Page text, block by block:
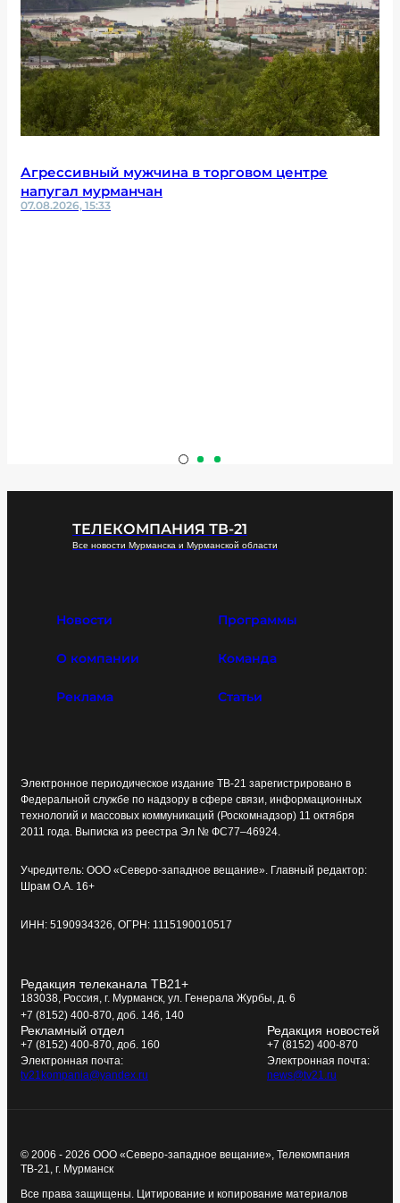
Агрессивный мужчина в торговом центре
напугал мурманчан
07.08.2026, 15:33
ТЕЛЕКОМПАНИЯ ТВ-21
Все новости Мурманска и Мурманской области
Новости Программы
О компании Команда
Реклама Статьи
Электронное периодическое издание ТВ-21 зарегистрировано в
Федеральной службе по надзору в сфере связи, информационных
технологий и массовых коммуникаций (Роскомнадзор) 11 октября
2011 года. Выписка из реестра Эл № ФС77–46924.
Учредитель: ООО «Северо-западное вещание». Главный редактор:
Шрам О.А. 16+
ИНН: 5190934326, ОГРН: 1115190010517
Редакция телеканала ТВ21+
183038, Россия, г. Мурманск, ул. Генерала Журбы, д. 6
+7 (8152) 400-870, доб. 146, 140
Рекламный отдел
+7 (8152) 400-870, доб. 160
Электронная почта:
tv21kompania@yandex.ru
Редакция новостей
+7 (8152) 400-870
Электронная почта:
news@tv21.ru
© 2006 - 2026 ООО «Северо-западное вещание», Телекомпания
ТВ-21, г. Мурманск
Все права защищены. Цитирование и копирование материалов